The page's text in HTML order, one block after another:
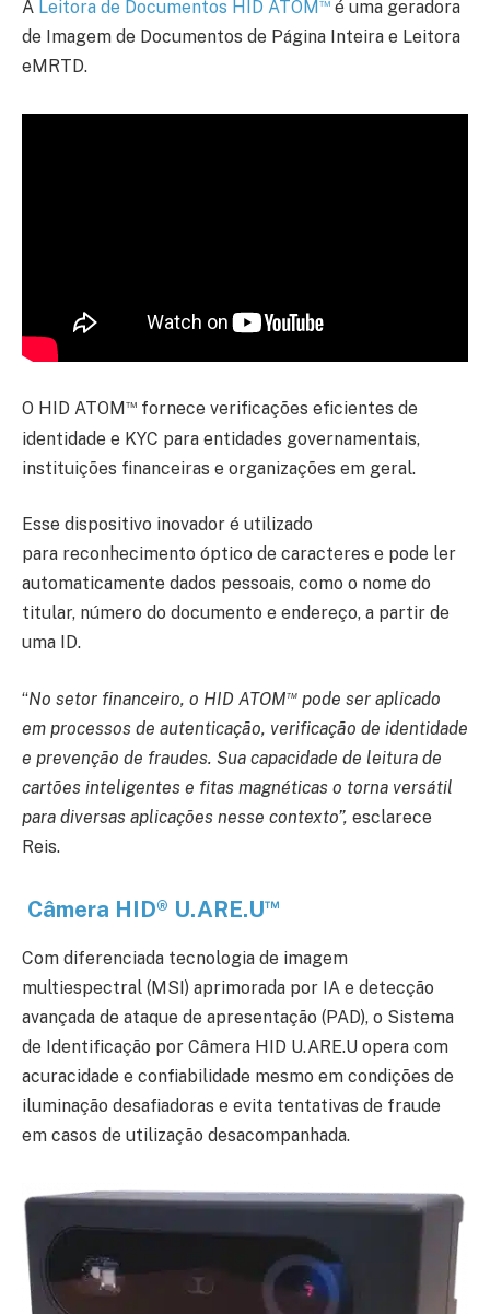
A Leitora de Documentos HID ATOM
é uma geradora
de Imagem de Documentos de Página Inteira e Leitora
eMRTD.
O HID ATOM ™ fornece verificações eficientes de
identidade e KYC para entidades governamentais,
instituições financeiras e organizações em geral.
Esse dispositivo inovador é utilizado
para reconhecimento óptico de caracteres e pode ler
automaticamente dados pessoais, como o nome do
titular, número do documento e endereço, a partir de
uma ID.
“No setor financeiro, o HID ATOM™ pode ser aplicado
em processos de autenticação, verificação de identidade
e prevenção de fraudes. Sua capacidade de leitura de
cartões inteligentes e fitas magnéticas o torna versátil
para diversas aplicações nesse contexto”, esclarece
Reis.
Câmera HID® U.ARE.U™
Com diferenciada tecnologia de imagem
multiespectral (MSI) aprimorada por IA e detecção
avançada de ataque de apresentação (PAD), o Sistema
de Identificação por Câmera HID U.ARE.U opera com
acuracidade e confiabilidade mesmo em condições de
iluminação desafiadoras e evita tentativas de fraude
em casos de utilização desacompanhada.